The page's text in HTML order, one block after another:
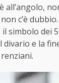
all’angolo,
c’è
simbolo dei
e la